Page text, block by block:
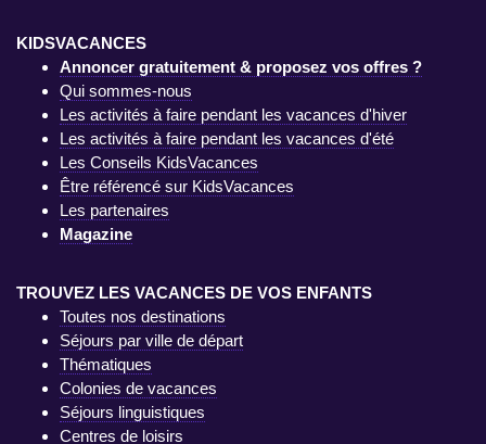
KIDSVACANCES
Annoncer gratuitement & proposez vos offres ?
Qui sommes-nous
Les activités à faire pendant les vacances d'hiver
Les activités à faire pendant les vacances d'été
Les Conseils KidsVacances
Être référencé sur KidsVacances
Les partenaires
Magazine
TROUVEZ LES VACANCES DE VOS ENFANTS
Toutes nos destinations
Séjours par ville de départ
Thématiques
Colonies de vacances
Séjours linguistiques
Centres de loisirs